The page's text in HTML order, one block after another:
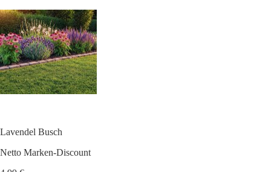
Lavendel Busch
Netto Marken-Discount